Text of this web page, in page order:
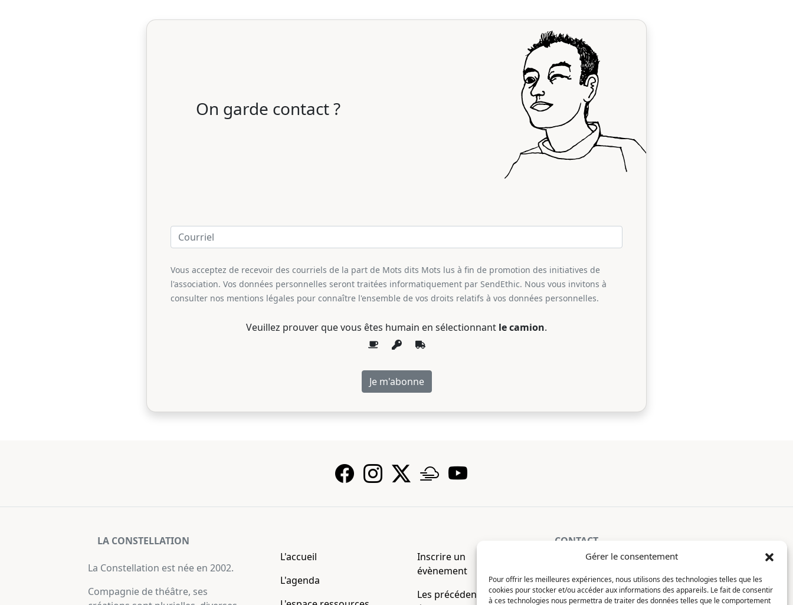
Gérer le consentement
Pour offrir les meilleures expériences, nous utilisons des technologies telles que les
cookies pour stocker et/ou accéder aux informations des appareils. Le fait de consentir
à ces technologies nous permettra de traiter des données telles que le comportement
On garde contact ?
Vous acceptez de recevoir des courriels de la part de Mots dits Mots lus à fin de promotion des initiatives de
l'association. Vos données personnelles seront traitées informatiquement par SendEthic. Nous vous invitons à
consulter nos mentions légales pour connaître l'ensemble de vos droits relatifs à vos données personnelles.
Veuillez prouver que vous êtes humain en sélectionnant le camion.
LA CONSTELLATION
La Constellation est née en 2002.
Compagnie de théâtre, ses
L'accueil
L'agenda
Inscrire un
évènement
Les précédentes
CONTACT
7 chemin du Clotay
91350 Grigny